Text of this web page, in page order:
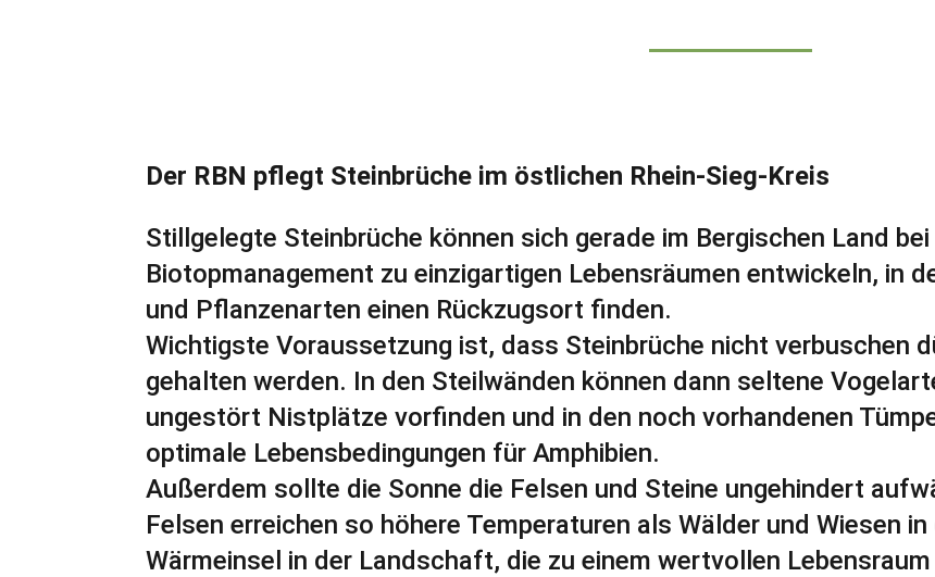
Der RBN pflegt Steinbrüche im östlichen Rhein-Sieg-Kreis
Stillgelegte Steinbrüche können sich gerade im Bergischen Land
Biotopmanagement zu einzigartigen Lebensräumen entwickeln, in
und Pflanzenarten einen Rückzugsort finden.
Wichtigste Voraussetzung ist, dass Steinbrüche nicht verbuschen
gehalten werden. In den Steilwänden können dann seltene
ungestört Nistplätze vorfinden und in den noch vorhandenen
optimale Lebensbedingungen für Amphibien.
Außerdem sollte die Sonne die Felsen und Steine ungehindert
Felsen erreichen so höhere Temperaturen als Wälder und Wiesen
Wärmeinsel in der Landschaft, die zu einem wertvollen